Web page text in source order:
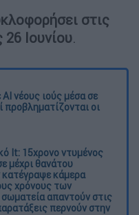
στις
26 Ιουνίου.
νέους ιούς μέσα σε
προβληματίζονται οι
It: 15χρονο ντυμένος
μέχρι θανάτου
κατέγραψε κάμερα
χρόνους των
απαντούν στις
περνούν στην